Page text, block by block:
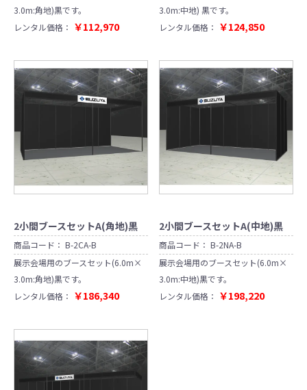
3.0m:角地)黒です。
レンタル価格： ￥112,970
3.0m:中地) 黒です。
レンタル価格： ￥124,850
2小間ブースセットA(角地)黒
商品コード： B-2CA-B
展示会場用のブースセット(6.0m×
3.0m:角地)黒です。
レンタル価格： ￥186,340
2小間ブースセットA(中地)黒
商品コード： B-2NA-B
展示会場用のブースセット(6.0m×
3.0m:中地)黒です。
レンタル価格： ￥198,220